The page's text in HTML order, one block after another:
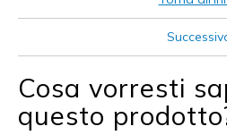
Going Out
Width
Feels true to
Sizing
Feels true to
View On Shoes
Shoes are
Cosa vorresti
questo